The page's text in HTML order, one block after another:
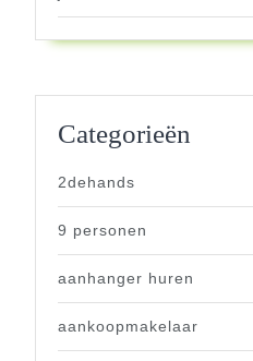
Categorieën
2dehands
9 personen
aanhanger huren
aankoopmakelaar